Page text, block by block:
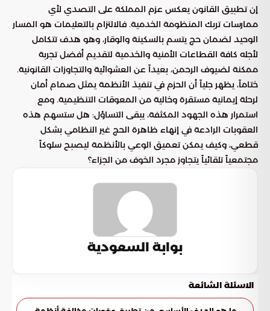
إن تطبيق القانون يعكس عزم المملكة على التصدي لأي
ممارسات تربك المنظومة الخدمية. فالالتزام بالتعليمات هو المسار
الوحيد لضمان حج يتسم بالسكينة والوقار، وهو هدف تتكامل
لأجله كافة القطاعات الأمنية والخدمية لتقديم أفضل تجربة
ممكنة لضيوف الرحمن، بعيداً عن العشوائية والتجاوزات القانونية.
ختاماً، يظهر جلياً أن الحزم في تنفيذ الأنظمة يمثل صمام أمان
لرحلة إيمانية مستقرة وخالية من المعوقات التنظيمية. ومع
استمرار هذه الجهود المكثفة، يبقى التساؤل: هل ستسهم هذه
العقوبات الرادعة في إنهاء ظاهرة الحج غير النظامي بشكل
قطعي، وكيف يمكن تعميق الوعي بالأنظمة ليصبح سلوكاً
مجتمعياً تلقائياً يتجاوز مجرد الخوف من الجزاء؟
بوابة السعودية
الاسئلة الشائعة